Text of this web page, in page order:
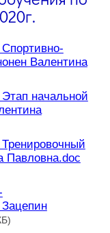
Валентина
начальной
Павловна.doc